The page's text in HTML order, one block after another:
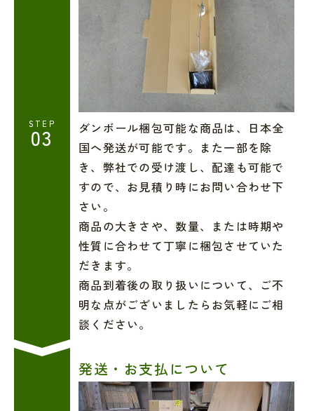
STEP
03
ダンボール梱包可能な商品は、日本全
国へ発送が可能です。また一部を除
き、弊社での受け渡し、配達も可能で
すので、お見積り時にお問い合わせ下
さい。
商品の大きさや、数量、または時期や
性質に合わせて丁寧に梱包させていた
だきます。
商品到着後の取り扱いについて、ご不
明な点がございましたらお気軽にご相
談ください。
発送・お支払について